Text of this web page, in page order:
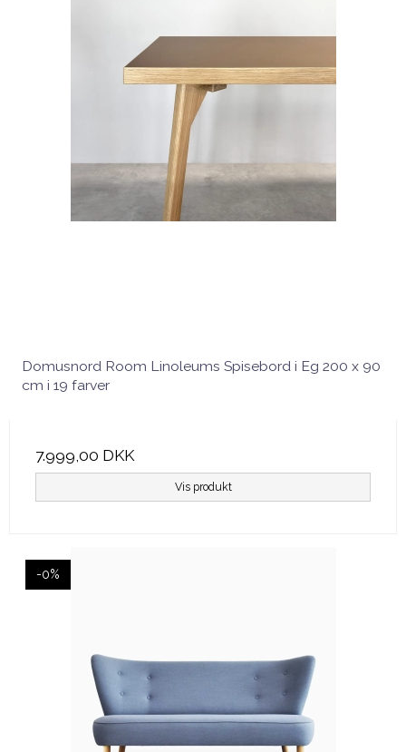
Domusnord Room Linoleums Spisebord i Eg 200 x 90
cm i 19 farver
7.999,00 DKK
Vis produkt
-0%